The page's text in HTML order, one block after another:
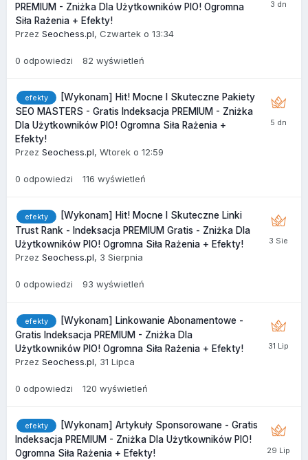
PREMIUM - Zniżka Dla Użytkowników PIO! Ogromna
Siła Rażenia + Efekty!
Przez Seochess.pl, Czwartek o 13:34
0 odpowiedzi 82 wyświetleń
efekty
[Wykonam] Hit! Mocne I Skuteczne Pakiety
SEO MASTERS - Gratis Indeksacja PREMIUM - Zniżka
Dla Użytkowników PIO! Ogromna Siła Rażenia +
Efekty!
Przez Seochess.pl, Wtorek o 12:59
0 odpowiedzi 116 wyświetleń
efekty
[Wykonam] Hit! Mocne I Skuteczne Linki
Trust Rank - Indeksacja PREMIUM Gratis - Zniżka Dla
Użytkowników PIO! Ogromna Siła Rażenia + Efekty!
Przez Seochess.pl, 3 Sierpnia
0 odpowiedzi 93 wyświetleń
efekty
[Wykonam] Linkowanie Abonamentowe -
Gratis Indeksacja PREMIUM - Zniżka Dla
Użytkowników PIO! Ogromna Siła Rażenia + Efekty!
Przez Seochess.pl, 31 Lipca
0 odpowiedzi 120 wyświetleń
efekty
[Wykonam] Artykuły Sponsorowane - Gratis
Indeksacja PREMIUM - Zniżka Dla Użytkowników PIO!
Ogromna Siła Rażenia + Efekty!